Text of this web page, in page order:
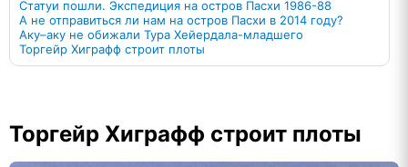
Статуи пошли. Экспедиция на остров Пасхи 1986-88
А не отправиться ли нам на остров Пасхи в 2014 году?
Аку–аку не обижали Тура Хейердала-младшего
Торгейр Хиграфф строит плоты
Торгейр Хиграфф строит плоты